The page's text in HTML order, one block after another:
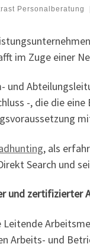
Personalberatung
im Zuge einer
und
-, die die
, als
Search und
und zertifizierter
Leitende
Arbeits- und